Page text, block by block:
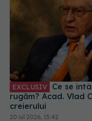
Ce se întâmplă în creier atunci când ne
rugăm? Acad. Vlad
creierului
20 iul 2026, 15:42